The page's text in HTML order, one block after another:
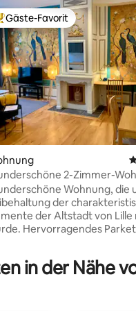
Bewertung: 4,96 von 5,
Gäste-Favorit.
Gäste-Favorit
2-Zimmer-
Altstadt von LilleWohnung, die
der
der Altstadt von
Hervorragendes
mit
in der Nähe